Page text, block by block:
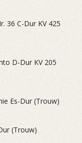
36 C-Dur KV 425
D-Dur KV 205
Es-Dur (Trouw)
(Trouw)